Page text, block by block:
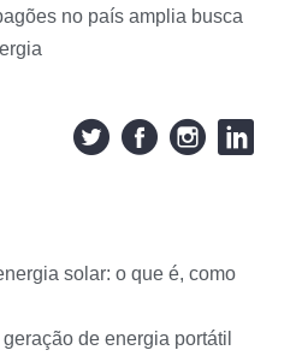
no país amplia busca
solar: o que é, como
de energia portátil